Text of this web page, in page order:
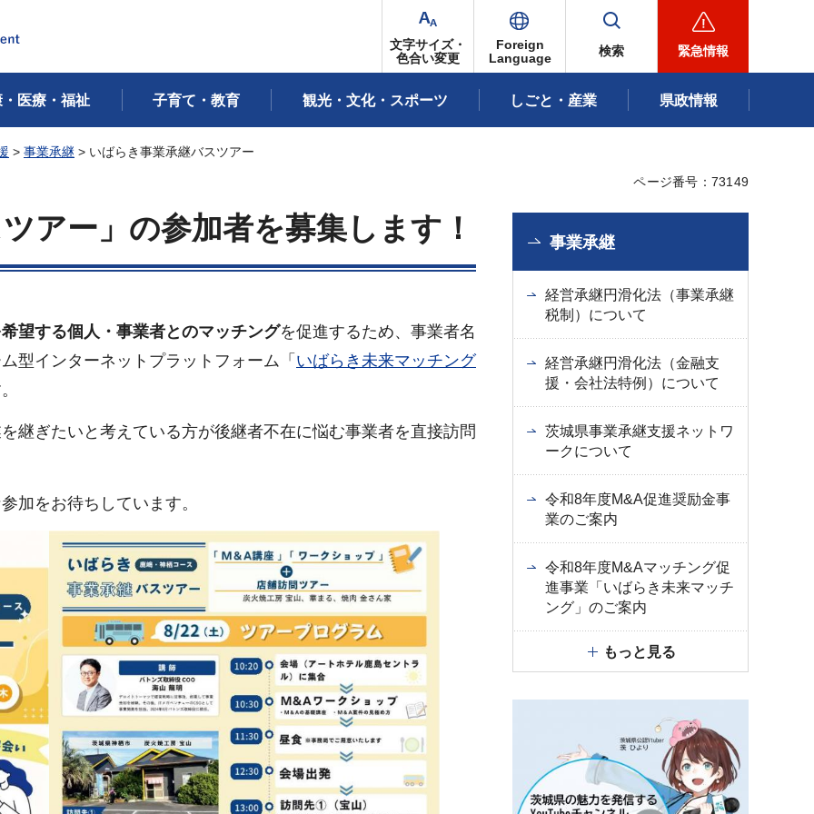
文字サイズ・
色合い変更
Foreign
Language
検索 緊急情報
・医療・福祉 子育て・教育 観光・文化・スポーツ しごと・産業 県政情報
> 事業承継 > いばらき事業承継バスツアー
ページ番号：73149
アー」の参加者を募集します！
望する個人・事業者とのマッチングを促進するため、事業者名
型インターネットプラットフォーム「 いばらき未来マッチング
継ぎたいと考えている方が後継者不在に悩む事業者を直接訪問
加をお待ちしています。
事業承継
経営承継円滑化法（事業承継
税制）について
経営承継円滑化法（金融支
援・会社法特例）について
茨城県事業承継支援ネットワ
ークについて
令和8年度M&A促進奨励金事
業のご案内
令和8年度M&Aマッチング促
進事業「いばらき未来マッチ
ング」のご案内
もっと見る